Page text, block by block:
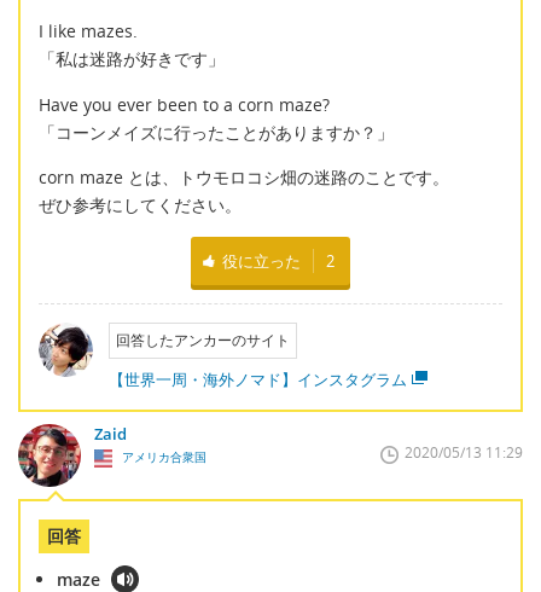
I like mazes.
「私は迷路が好きです」
Have you ever been to a corn maze?
「コーンメイズに行ったことがありますか？」
corn maze とは、トウモロコシ畑の迷路のことです。
ぜひ参考にしてください。
役に立った 2
回答したアンカーのサイト
【世界一周・海外ノマド】インスタグラム
Zaid
アメリカ合衆国 2020/05/13 11:29
回答
maze